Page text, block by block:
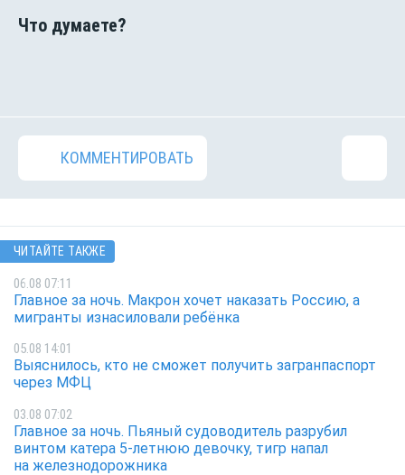
КОММЕНТИРОВАТЬ
ЧИТАЙТЕ ТАКЖЕ
06.08 07:11
Главное за ночь. Макрон хочет наказать Россию, а
мигранты изнасиловали ребёнка
05.08 14:01
Выяснилось, кто не сможет получить загранпаспорт
через МФЦ
03.08 07:02
Главное за ночь. Пьяный судоводитель разрубил
винтом катера 5-летнюю девочку, тигр напал
на железнодорожника